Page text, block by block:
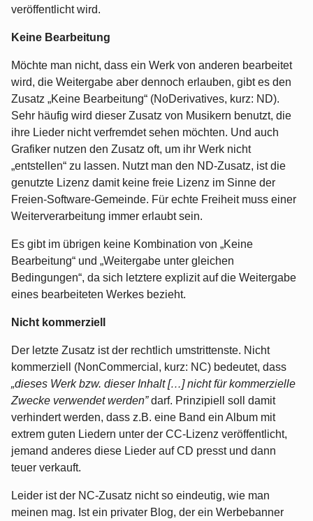
veröffentlicht wird.
Keine Bearbeitung
Möchte man nicht, dass ein Werk von anderen bearbeitet
wird, die Weitergabe aber dennoch erlauben, gibt es den
Zusatz „Keine Bearbeitung“ (NoDerivatives, kurz: ND).
Sehr häufig wird dieser Zusatz von Musikern benutzt, die
ihre Lieder nicht verfremdet sehen möchten. Und auch
Grafiker nutzen den Zusatz oft, um ihr Werk nicht
„entstellen“ zu lassen. Nutzt man den ND-Zusatz, ist die
genutzte Lizenz damit keine freie Lizenz im Sinne der
Freien-Software-Gemeinde. Für echte Freiheit muss einer
Weiterverarbeitung immer erlaubt sein.
Es gibt im übrigen keine Kombination von „Keine
Bearbeitung“ und „Weitergabe unter gleichen
Bedingungen“, da sich letztere explizit auf die Weitergabe
eines bearbeiteten Werkes bezieht.
Nicht kommerziell
Der letzte Zusatz ist der rechtlich umstrittenste. Nicht
kommerziell (NonCommercial, kurz: NC) bedeutet, dass
„dieses Werk bzw. dieser Inhalt […] nicht für kommerzielle
Zwecke verwendet werden”darf. Prinzipiell soll damit
verhindert werden, dass z.B. eine Band ein Album mit
extrem guten Liedern unter der CC-Lizenz veröffentlicht,
jemand anderes diese Lieder auf CD presst und dann
teuer verkauft.
Leider ist der NC-Zusatz nicht so eindeutig, wie man
meinen mag. Ist ein privater Blog, der ein Werbebanner